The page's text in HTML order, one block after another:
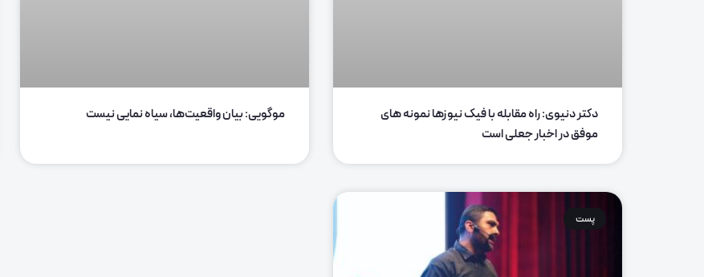
دکتر دنیوی: راه مقابله با فیک نیوزها نمونه های
موفق در اخبار جعلی است
موگویی: بیان واقعیت‌ها، سیاه نمایی نیست
پست